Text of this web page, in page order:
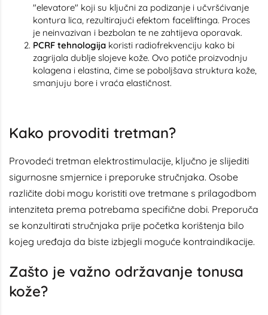
"elevatore" koji su ključni za podizanje i učvršćivanje
kontura lica, rezultirajući efektom faceliftinga. Proces
je neinvazivan i bezbolan te ne zahtijeva oporavak.
PCRF tehnologija koristi radiofrekvenciju kako bi
zagrijala dublje slojeve kože. Ovo potiče proizvodnju
kolagena i elastina, čime se poboljšava struktura kože,
smanjuju bore i vraća elastičnost.
Kako provoditi tretman?
Provodeći tretman elektrostimulacije, ključno je slijediti
sigurnosne smjernice i preporuke stručnjaka. Osobe
različite dobi mogu koristiti ove tretmane s prilagodbom
intenziteta prema potrebama specifične dobi. Preporuča
se konzultirati stručnjaka prije početka korištenja bilo
kojeg uređaja da biste izbjegli moguće kontraindikacije.
Zašto je važno održavanje tonusa
kože?